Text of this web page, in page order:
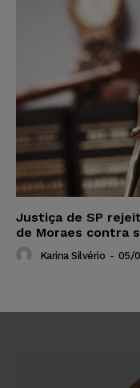
Justiça de SP
de Moraes contra
Karina Silvério - 05/